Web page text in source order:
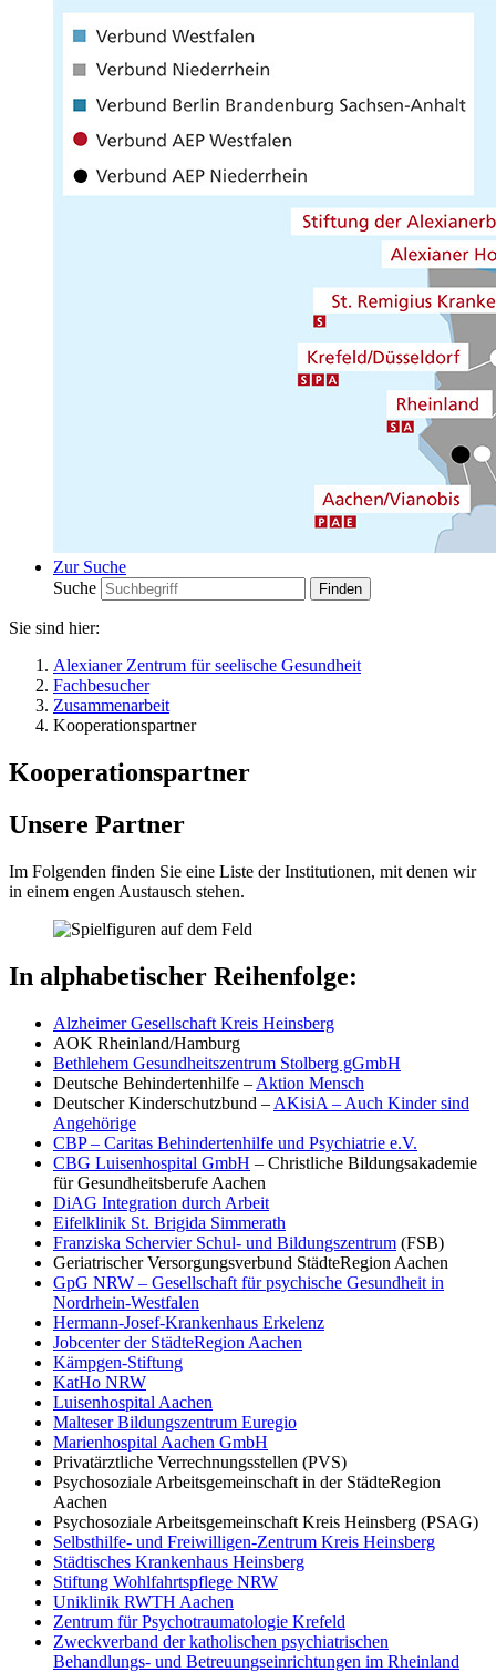
Zur Suche
Suche
Sie sind hier:
Alexianer Zentrum für seelische Gesundheit
Fachbesucher
Zusammenarbeit
Kooperationspartner
Kooperationspartner
Unsere Partner
Im Folgenden finden Sie eine Liste der Institutionen, mit denen wir
in einem engen Austausch stehen.
In alphabetischer Reihenfolge:
Alzheimer Gesellschaft Kreis Heinsberg
AOK Rheinland/Hamburg
Bethlehem Gesundheitszentrum Stolberg gGmbH
Deutsche Behindertenhilfe – Aktion Mensch
Deutscher Kinderschutzbund – AKisiA – Auch Kinder sind
Angehörige
CBP – Caritas Behindertenhilfe und Psychiatrie e.V.
CBG Luisenhospital GmbH – Christliche Bildungsakademie
für Gesundheitsberufe Aachen
DiAG Integration durch Arbeit
Eifelklinik St. Brigida Simmerath
Franziska Schervier Schul- und Bildungszentrum (FSB)
Geriatrischer Versorgungsverbund StädteRegion Aachen
GpG NRW – Gesellschaft für psychische Gesundheit in
Nordrhein-Westfalen
Hermann-Josef-Krankenhaus Erkelenz
Jobcenter der StädteRegion Aachen
Kämpgen-Stiftung
KatHo NRW
Luisenhospital Aachen
Malteser Bildungszentrum Euregio
Marienhospital Aachen GmbH
Privatärztliche Verrechnungsstellen (PVS)
Psychosoziale Arbeitsgemeinschaft in der StädteRegion
Aachen
Psychosoziale Arbeitsgemeinschaft Kreis Heinsberg (PSAG)
Selbsthilfe- und Freiwilligen-Zentrum Kreis Heinsberg
Städtisches Krankenhaus Heinsberg
Stiftung Wohlfahrtspflege NRW
Uniklinik RWTH Aachen
Zentrum für Psychotraumatologie Krefeld
Zweckverband der katholischen psychiatrischen
Behandlungs- und Betreuungseinrichtungen im Rheinland